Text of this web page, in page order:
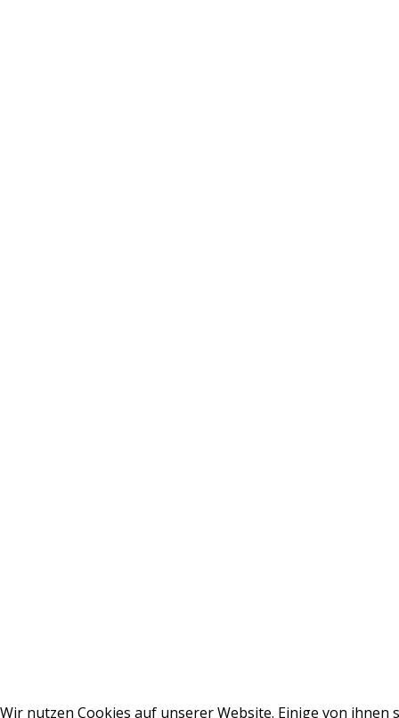
Wir nutzen Cookies auf unserer Website. Einige von